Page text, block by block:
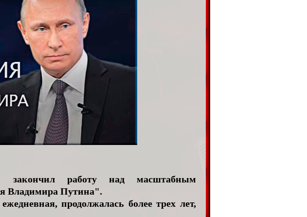
закончил работу над масштабным
Владимира Путина".
продолжалась более трех лет,